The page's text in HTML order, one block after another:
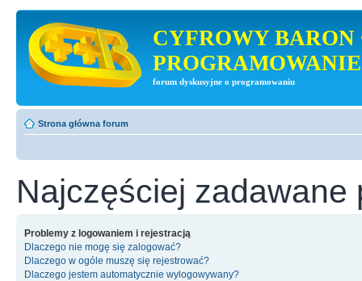
CYFROWY BARON
PROGRAMOWANIE
forum dyskusyjne o programowaniu
Strona główna forum
Najczęściej zadawane
Problemy z logowaniem i rejestracją
Dlaczego nie mogę się zalogować?
Dlaczego w ogóle muszę się rejestrować?
Dlaczego jestem automatycznie wylogowywany?